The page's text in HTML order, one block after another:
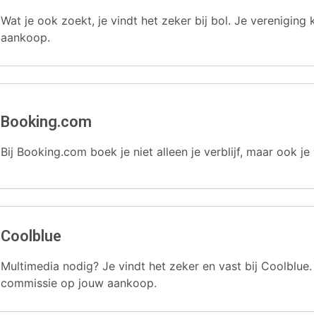
Wat je ook zoekt, je vindt het zeker bij bol. Je vereniging
aankoop.
Booking.com
Bij Booking.com boek je niet alleen je verblijf, maar ook
Coolblue
Multimedia nodig? Je vindt het zeker en vast bij
commissie op jouw aankoop.